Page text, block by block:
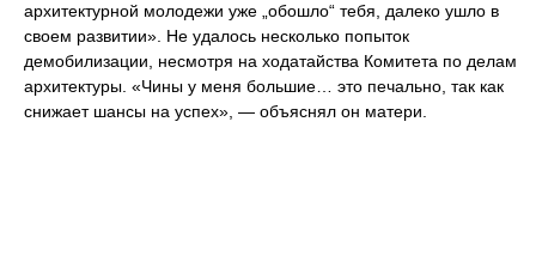
архитектурной молодежи уже „обошло“ тебя, далеко ушло в
своем развитии». Не удалось несколько попыток
демобилизации, несмотря на ходатайства Комитета по делам
архитектуры. «Чины у меня большие… это печально, так как
снижает шансы на успех», — объяснял он матери.